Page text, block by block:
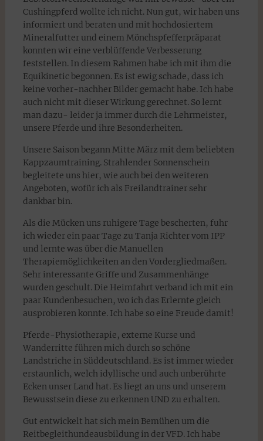
Cushingpferd wollte ich nicht. Nun gut, wir haben uns
informiert und beraten und mit hochdosiertem
Mineralfutter und einem Mönchspfefferpräparat
konnten wir eine verblüffende Verbesserung
feststellen. In diesem Rahmen habe ich mit ihm die
Equikinetic begonnen. Es ist ewig schade, dass ich
keine vorher-nachher Bilder gemacht habe. Ich habe
auch nicht mit dieser Wirkung gerechnet. So lernt
man dazu- leider ja immer durch die Lehrmeister,
unsere Pferde und ihre Besonderheiten.
Unsere Saison begann Mitte März mit dem beliebten
Kappzaumtraining. Strahlender Sonnenschein
begleitete uns hier, wie auch bei den weiteren
Angeboten, wofür ich als Freilandtrainer sehr
dankbar bin.
Als die Mücken uns ruhigere Tage bescherten, fuhr
ich wieder ein paar Tage zu Tanja Richter vom IPP
und lernte was über die Manuellen
Therapiemöglichkeiten an den Vordergliedmaßen.
Sehr interessante Griffe und Zusammenhänge
wurden geschult. Die Heimfahrt verband ich mit ein
paar Kundenbesuchen, wo ich das Erlernte gleich
ausprobieren konnte. Ich habe so eine Freude damit!
Pferde-Physiotherapie, externe Kurse und
Wanderritte führen mich durch so schöne
Landstriche in Süddeutschland. Es ist immer wieder
erstaunlich, welch idyllische und auch unberührte
Ecken unser Land hat. Es liegt an uns und unserem
Bewusstsein diese zu erkennen UND zu erhalten.
Gut entwickelt hat sich mein Bemühen um die
Reitbegleithundeausbildung in der VFD. Ich habe